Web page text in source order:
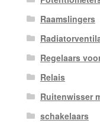
Raamslingers
Regelaars
Relais
Ruitenwisser
schakelaars